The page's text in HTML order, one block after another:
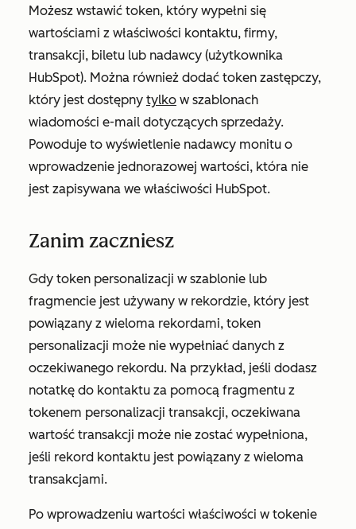
Możesz wstawić token, który wypełni się
wartościami z właściwości kontaktu, firmy,
transakcji, biletu lub nadawcy (użytkownika
HubSpot). Można również dodać token zastępczy,
który jest dostępny tylko w szablonach
wiadomości e-mail dotyczących sprzedaży.
Powoduje to wyświetlenie nadawcy monitu o
wprowadzenie jednorazowej wartości, która nie
jest zapisywana we właściwości HubSpot.
Zanim zaczniesz
Gdy token personalizacji w szablonie lub
fragmencie jest używany w rekordzie, który jest
powiązany z wieloma rekordami, token
personalizacji może nie wypełniać danych z
oczekiwanego rekordu. Na przykład, jeśli dodasz
notatkę do kontaktu za pomocą fragmentu z
tokenem personalizacji transakcji, oczekiwana
wartość transakcji może nie zostać wypełniona,
jeśli rekord kontaktu jest powiązany z wieloma
transakcjami.
Po wprowadzeniu wartości właściwości w tokenie